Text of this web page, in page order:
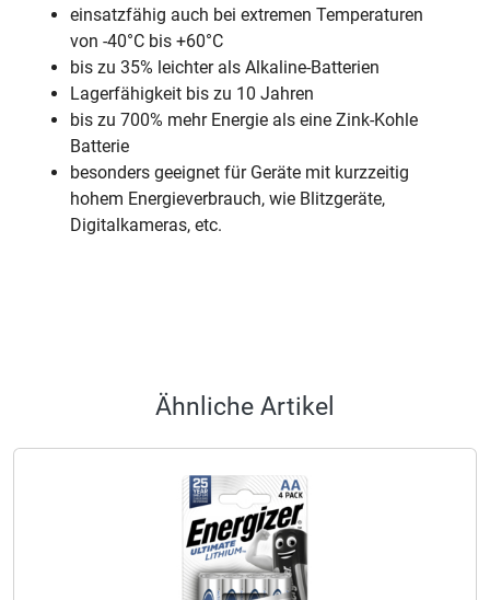
einsatzfähig auch bei extremen Temperaturen
von -40°C bis +60°C
bis zu 35% leichter als Alkaline-Batterien
Lagerfähigkeit bis zu 10 Jahren
bis zu 700% mehr Energie als eine Zink-Kohle
Batterie
besonders geeignet für Geräte mit kurzzeitig
hohem Energieverbrauch, wie Blitzgeräte,
Digitalkameras, etc.
Ähnliche Artikel